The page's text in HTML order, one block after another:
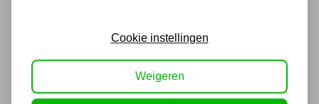
Cookie instellingen
Weigeren